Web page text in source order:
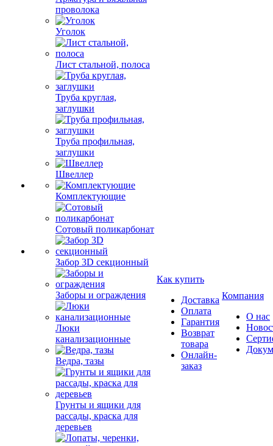
Арматура и вязальная
проволока
Уголок
Лист стальной, полоса
Труба круглая,
заглушки
Труба профильная,
заглушки
Швеллер
Комплектующие
Сотовый поликарбонат
Забор 3D секционный
Заборы и ограждения
Люки
канализационные
Ведра, тазы
Грунты и ящики для
рассады, краска для
деревьев
Доставка
Оплата
Гарантия
Возврат
товара
Онлайн-
О нас